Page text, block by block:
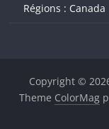
Régions : Canada
Copyright ©
Theme ColorMag